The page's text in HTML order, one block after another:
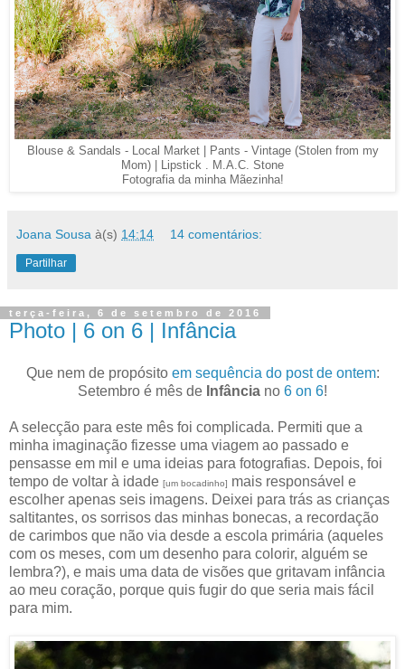
Blouse & Sandals - Local Market | Pants - Vintage (Stolen from my
Mom) | Lipstick . M.A.C. Stone
Fotografia da minha Mãezinha!
Joana Sousa à(s) 14:14 14 comentários:
Partilhar
terça-feira, 6 de setembro de 2016
Photo | 6 on 6 | Infância
Que nem de propósito em sequência do post de ontem:
Setembro é mês de Infância no 6 on 6!
A selecção para este mês foi complicada. Permiti que a
minha imaginação fizesse uma viagem ao passado e
pensasse em mil e uma ideias para fotografias. Depois, foi
tempo de voltar à idade [um bocadinho]
mais responsável e
escolher apenas seis imagens. Deixei para trás as crianças
saltitantes, os sorrisos das minhas bonecas, a recordação
de carimbos que não via desde a escola primária (aqueles
com os meses, com um desenho para colorir, alguém se
lembra?), e mais uma data de visões que gritavam infância
ao meu coração, porque quis fugir do que seria mais fácil
para mim.